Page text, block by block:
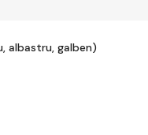
albastru, galben)